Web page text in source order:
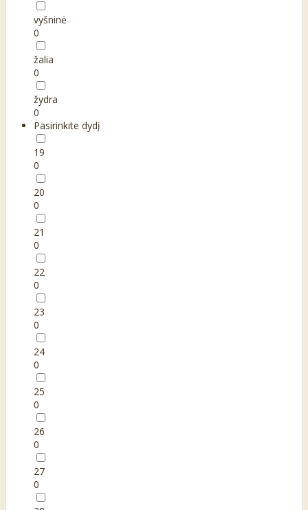
vyšninė
0
žalia
0
žydra
0
Pasirinkite dydį
19
0
20
0
21
0
22
0
23
0
24
0
25
0
26
0
27
0